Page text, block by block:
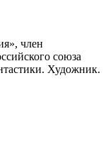
член
союза
Художник.